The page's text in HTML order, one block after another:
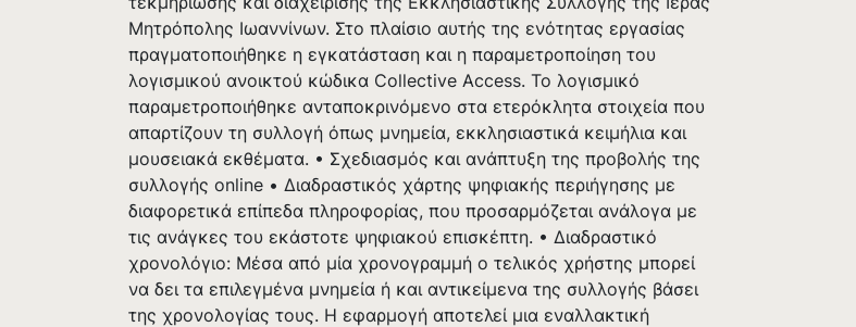
Μητρόπολης Ιωαννίνων. Στο πλαίσιο αυτής της ενότητας εργασίας
πραγματοποιήθηκε η εγκατάσταση και η παραμετροποίηση του
λογισμικού ανοικτού κώδικα Collective Access. Το λογισμικό
παραμετροποιήθηκε ανταποκρινόμενο στα ετερόκλητα στοιχεία που
απαρτίζουν τη συλλογή όπως μνημεία, εκκλησιαστικά κειμήλια και
μουσειακά εκθέματα. • Σχεδιασμός και ανάπτυξη της προβολής της
συλλογής online • Διαδραστικός χάρτης ψηφιακής περιήγησης με
διαφορετικά επίπεδα πληροφορίας, που προσαρμόζεται ανάλογα με
τις ανάγκες του εκάστοτε ψηφιακού επισκέπτη. • Διαδραστικό
χρονολόγιο: Μέσα από μία χρονογραμμή ο τελικός χρήστης μπορεί
να δει τα επιλεγμένα μνημεία ή και αντικείμενα της συλλογής βάσει
της χρονολογίας τους. Η εφαρμογή αποτελεί μια εναλλακτική